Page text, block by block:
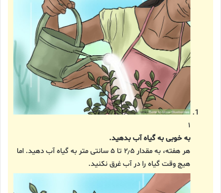
۱
به خوبی به گیاه آب بدهید.
هر هفته، به مقدار ۲٫۵ تا ۵ سانتی متر به گیاه آب دهید. اما
هیچ وقت گیاه را در آب غرق نکنید.